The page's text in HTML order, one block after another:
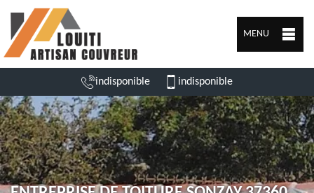
MENU
indisponible indisponible